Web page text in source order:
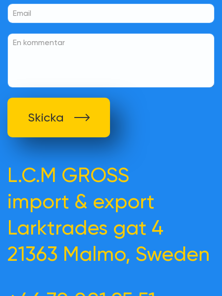
Skicka
L.C.M GROSS
import & export
Larktrades gat 4
21363 Malmo, Sweden